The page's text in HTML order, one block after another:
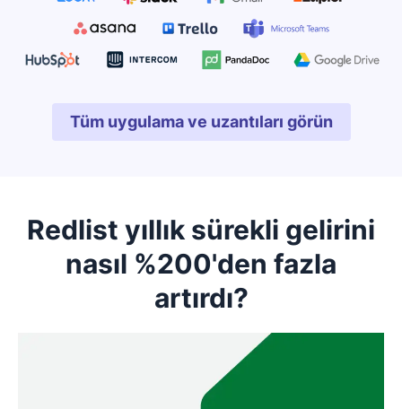
Tüm uygulama ve uzantıları görün
Yeni pencerede açılır
Redlist yıllık sürekli gelirini
nasıl %200'den fazla
artırdı?